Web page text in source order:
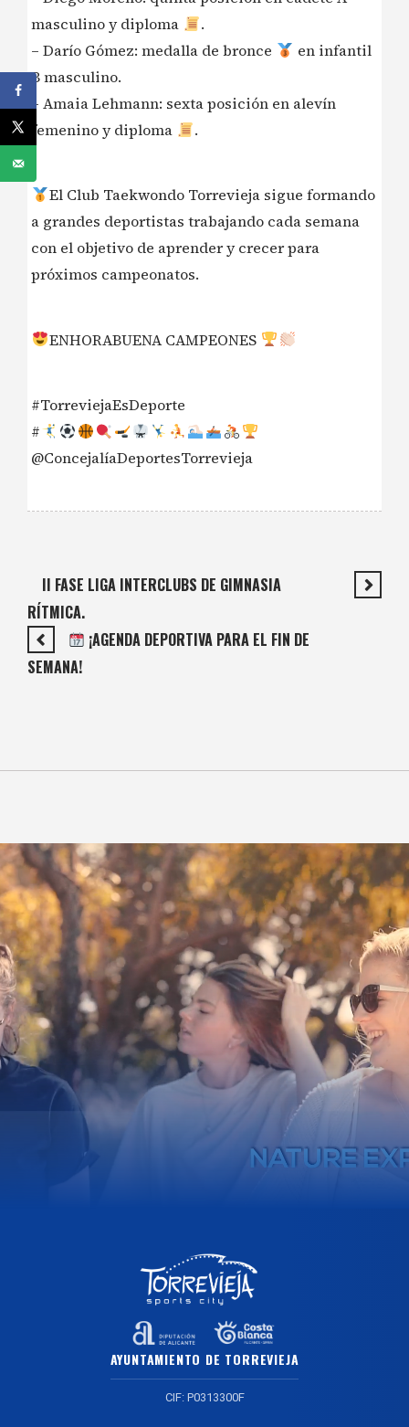
masculino y diploma
.
– Darío Gómez: medalla de bronce
en infantil
B masculino.
– Amaia Lehmann: sexta posición en alevín
femenino y diploma
.
El Club Taekwondo Torrevieja sigue formando
a grandes deportistas trabajando cada semana
con el objetivo de aprender y crecer para
próximos campeonatos.
ENHORABUENA CAMPEONES
#TorreviejaEsDeporte
#
@ConcejalíaDeportesTorrevieja
II FASE LIGA INTERCLUBS DE GIMNASIA
RÍTMICA.
¡AGENDA DEPORTIVA PARA EL FIN DE
SEMANA!
AYUNTAMIENTO DE TORREVIEJA
CIF: P0313300F